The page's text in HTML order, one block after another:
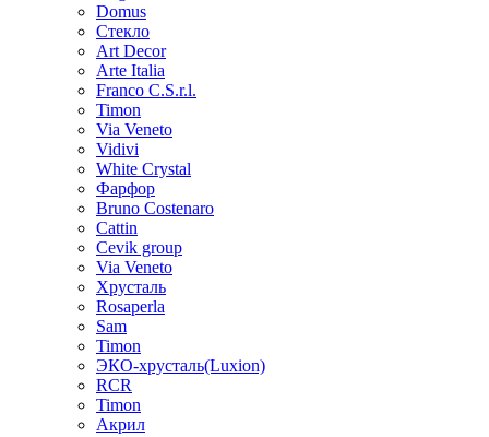
Domus
Стекло
Art Decor
Arte Italia
Franco C.S.r.l.
Timon
Via Veneto
Vidivi
White Crystal
Фарфор
Bruno Costenaro
Cattin
Cevik group
Via Veneto
Хрусталь
Rosaperla
Sam
Timon
ЭКО-хрусталь(Luxion)
RCR
Timon
Акрил